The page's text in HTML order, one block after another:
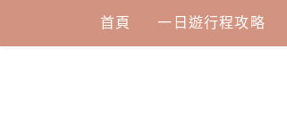
content
首頁 一日遊行程攻略